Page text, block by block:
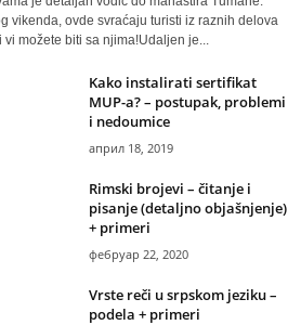
vikenda, ovde svraćaju turisti iz raznih delova
vi možete biti sa njima!Udaljen je...
Kako instalirati sertifikat
MUP-a? – postupak, problemi
i nedoumice
април 18, 2019
Rimski brojevi – čitanje i
pisanje (detaljno objašnjenje)
+ primeri
фебруар 22, 2020
Vrste reči u srpskom jeziku –
podela + primeri